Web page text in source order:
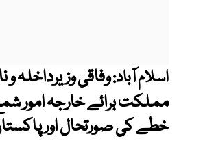
اسلام آباد:وفاقی وزیرداخلہ
مملکت برائے خارجہ امور
خطے کی صورتحال اور